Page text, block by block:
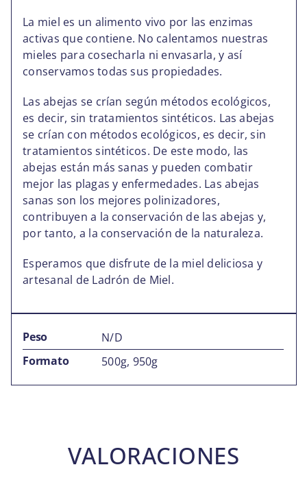
La miel es un alimento vivo por las enzimas
activas que contiene. No calentamos nuestras
mieles para cosecharla ni envasarla, y así
conservamos todas sus propiedades.
Las abejas se crían según métodos ecológicos,
es decir, sin tratamientos sintéticos. Las abejas
se crían con métodos ecológicos, es decir, sin
tratamientos sintéticos. De este modo, las
abejas están más sanas y pueden combatir
mejor las plagas y enfermedades. Las abejas
sanas son los mejores polinizadores,
contribuyen a la conservación de las abejas y,
por tanto, a la conservación de la naturaleza.
Esperamos que disfrute de la miel deliciosa y
artesanal de Ladrón de Miel.
Peso
N/D
Formato
500g, 950g
VALORACIONES